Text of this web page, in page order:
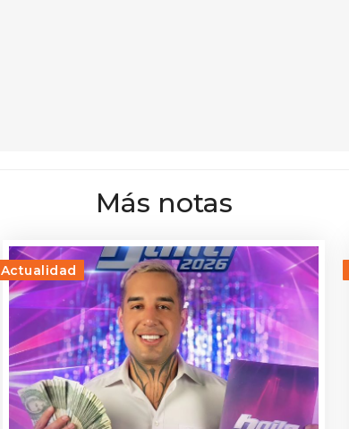
Más notas
Actualidad